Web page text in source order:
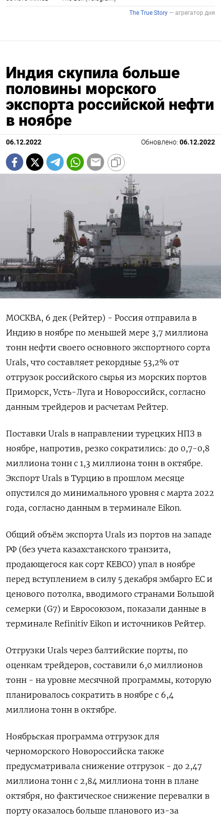
Индия скупила больше
половины морского
экспорта российской нефти
в ноябре
06.12.2022 Обновлено: 06.12.2022
МОСКВА, 6 дек (Рейтер) - Россия отправила в
Индию в ноябре по меньшей мере 3,7 миллиона
тонн нефти своего основного экспортного сорта
Urals, что составляет рекордные 53,2% от
отгрузок российского сырья из морских портов
Приморск, Усть-Луга и Новороссийск, согласно
данным трейдеров и расчетам Рейтер.
Поставки Urals в направлении турецких НПЗ в
ноябре, напротив, резко сократились: до 0,7-0,8
миллиона тонн с 1,3 миллиона тонн в октябре.
Экспорт Urals в Турцию в прошлом месяце
опустился до минимального уровня с марта 2022
года, согласно данным в терминале Eikon.
Общий объём экспорта Urals из портов на западе
РФ (без учета казахстанского транзита,
продающегося как сорт KEBCO) упал в ноябре
перед вступлением в силу 5 декабря эмбарго ЕС и
ценового потолка, вводимого странами Большой
семерки (G7) и Евросоюзом, показали данные в
терминале Refinitiv Eikon и источников Рейтер.
Отгрузки Urals через балтийские порты, по
оценкам трейдеров, составили 6,0 миллионов
тонн - на уровне месячной программы, которую
планировалось сократить в ноябре c 6,4
миллиона тонн в октябре.
Ноябрьская программа отгрузок для
черноморского Новороссийска также
предусматривала снижение отгрузок - до 2,47
миллиона тонн с 2,84 миллиона тонн в плане
октября, но фактическое снижение перевалки в
порту оказалось больше планового из-за